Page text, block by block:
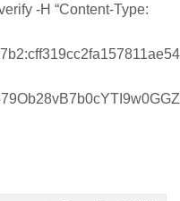
-H “Content-Type: